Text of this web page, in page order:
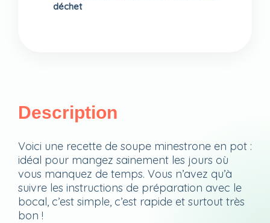
Description
Voici une recette de soupe minestrone en pot :
idéal pour mangez sainement les jours où
vous manquez de temps. Vous n’avez qu’à
suivre les instructions de préparation avec le
bocal, c’est simple, c’est rapide et surtout très
bon !
déchet